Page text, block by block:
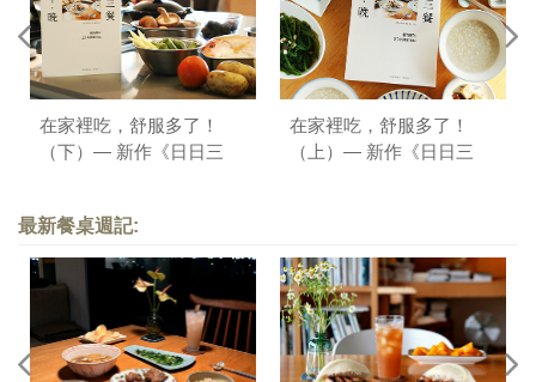
在家裡吃，舒服多了！
（下）— 新作《日日三
在家裡吃，舒服多了！
（上）— 新作《日日三
最新餐桌週記: